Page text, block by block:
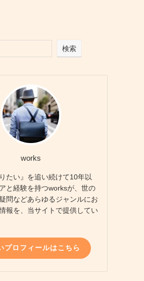
検索
works
たい』を追い続けて10年以
と経験を持つworksが、世の
問などあらゆるジャンルにお
報を、当サイトで提供してい
プロフィールはこちら